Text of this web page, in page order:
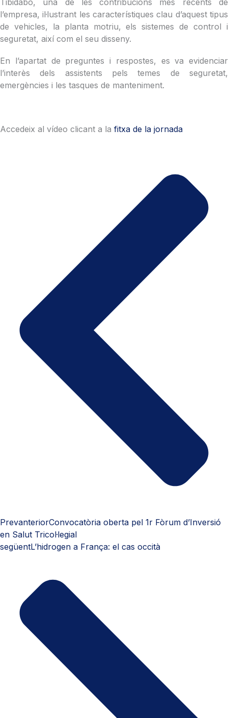
l’empresa, il·lustrant les característiques clau d’aquest tipus
de vehicles, la planta motriu, els sistemes de control i
seguretat, així com el seu disseny.
En l’apartat de preguntes i respostes, es va evidenciar
l’interès dels assistents pels temes de seguretat,
emergències i les tasques de manteniment.
Accedeix al vídeo clicant a la fitxa de la jornada
PrevanteriorConvocatòria oberta pel 1r Fòrum d’Inversió
en Salut Tricol·legial
següentL’hidrogen a França: el cas occità